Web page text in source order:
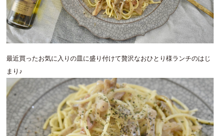
最近買ったお気に入りの皿に盛り付けて贅沢なおひとり様ランチのはじ
まり♪